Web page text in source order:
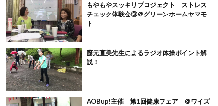
もやもやスッキリプロジェクト ストレス
チェック体験会③＠グリーンホームヤマモ
ト
藤元直美先生によるラジオ体操ポイント解
説！
AOBup!主催 第1回健康フェア ＠ワイズ